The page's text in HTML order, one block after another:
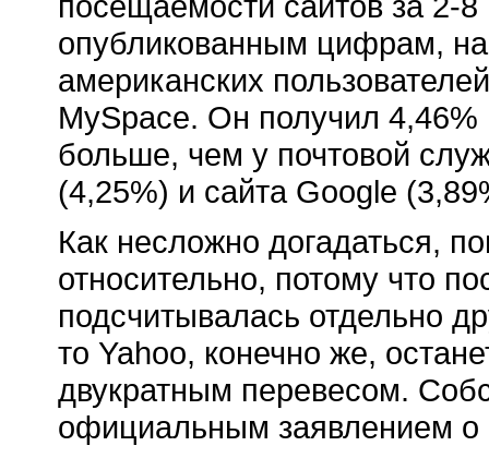
опубликованным цифрам,
американских
MySpace. Он получил 4,46%
больше, чем у почтовой
(4,25%) и сайта Google
Как несложно догадаться,
относительно, потому что
подсчитывалась отдельно
то Yahoo, конечно же,
двукратным перевесом.
официальным заявлением о